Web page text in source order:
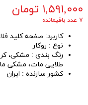
۱,۵۹۱,۰۰۰ تومان
۷ عدد باقیمانده
کاربرد: صفحه کلید
نوع : روکار
رنگ بندی : مشکی،
طلایی مات، مشکی
کشور سازنده : ایران